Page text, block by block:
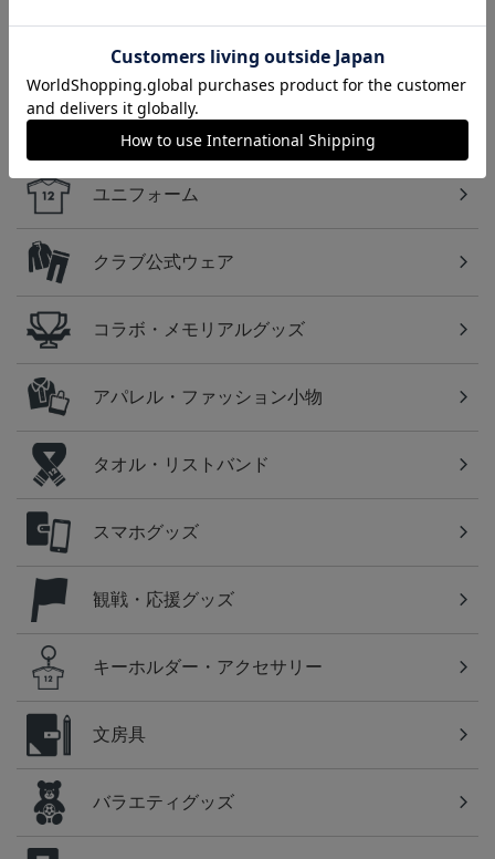
方に！全グッズ一覧はこちら！
カテゴリから探す
ユニフォーム
クラブ公式ウェア
コラボ・メモリアルグッズ
アパレル・ファッション小物
タオル・リストバンド
スマホグッズ
観戦・応援グッズ
キーホルダー・アクセサリー
文房具
バラエティグッズ